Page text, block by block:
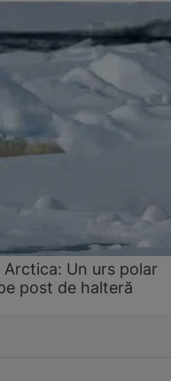
Arctica: Un urs polar
post de halteră